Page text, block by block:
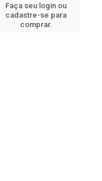
Faça seu login ou
cadastre-se para
comprar.